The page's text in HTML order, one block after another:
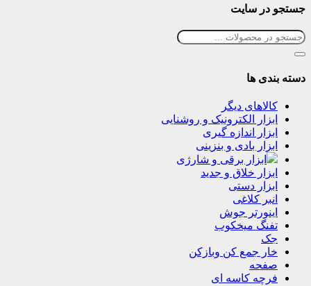
جستجو در سایت
دسته بندی ها
کالاهای دیگر
ابزار الکترونیک و روشنایی
ابزار اندازه گیری
ابزار بادی و بنزینی
ابزار برقی و شارژی
ابزار خلاق و جدید
ابزار دستی
انبر کلاغی
اینورتر جوش
تفنگ میخکوب
جک
خار جمع کن وبازکن
صفحه
فرچه کاسه ای